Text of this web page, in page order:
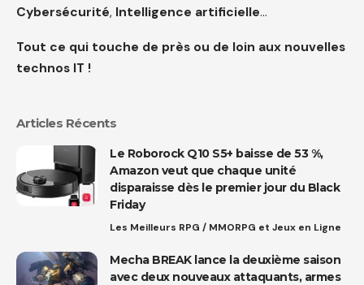
Cybersécurité, Intelligence artificielle…
Tout ce qui touche de près ou de loin aux nouvelles
technos IT !
Articles Récents
Le Roborock Q10 S5+ baisse de 53 %,
Amazon veut que chaque unité
disparaisse dès le premier jour du Black
Friday
Les Meilleurs RPG / MMORPG et Jeux en Ligne
Mecha BREAK lance la deuxième saison
avec deux nouveaux attaquants, armes